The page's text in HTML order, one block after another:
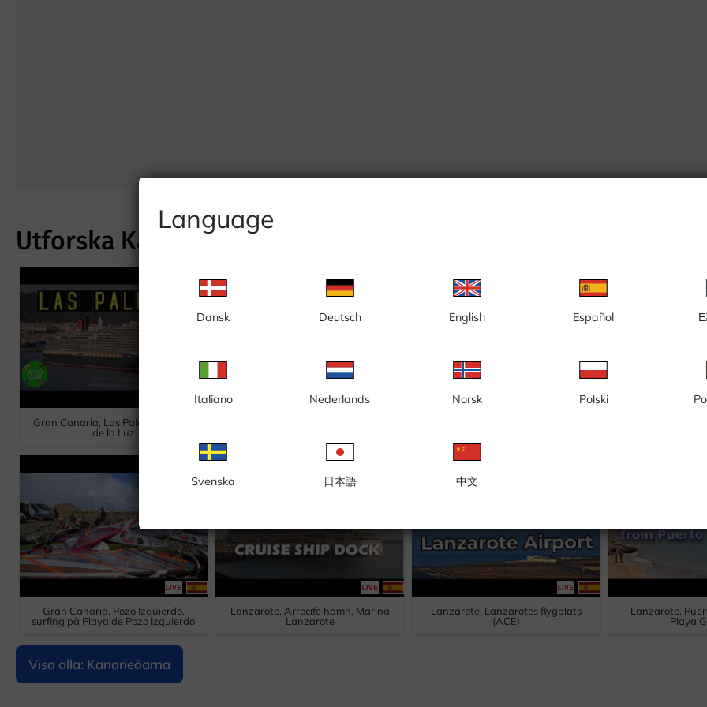
Language
Dansk Deutsch English Español
Italiano Nederlands Norsk Polski
Svenska 日本語 中文
Utforska Kanarieöarna
Gran Canaria, Las Palmas, Puerto
de la Luz
Gran Canaria, Pozo Izquierdo,
surfing på Playa de Pozo Izquierdo
Lanzarote, Arrecife hamn, Marina
Lanzarote
Lanzarote, Lanzarotes flygplats
(ACE)
Lanzarote,
Playa
Visa alla: Kanarieöarna